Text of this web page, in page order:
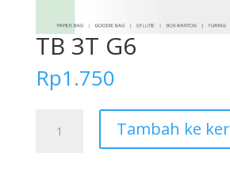
TB 3T G6
Rp1.750
Tambah ke